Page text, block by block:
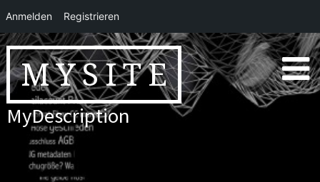
Skip
to
contentMYSITE
MyDescription
Anmelden Registrieren